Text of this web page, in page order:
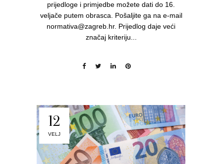
prijedloge i primjedbe možete dati do 16.
veljače putem obrasca. Pošaljite ga na e-mail
normativa@zagreb.hr. Prijedlog daje veći
značaj kriteriju...
12
VELJ